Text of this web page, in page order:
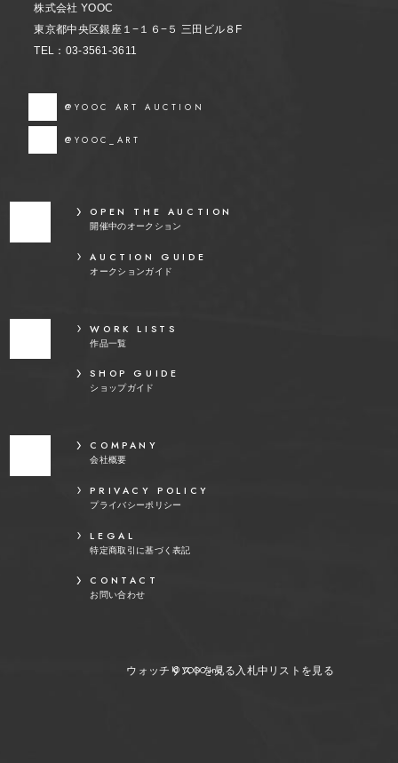
株式会社 YOOC
東京都中央区銀座１−１６−５ 三田ビル８F
TEL：03-3561-3611
@YOOC ART AUCTION
@YOOC_ART
OPEN THE AUCTION
開催中のオークション
AUCTION GUIDE
オークションガイド
WORK LISTS
作品一覧
SHOP GUIDE
ショップガイド
COMPANY
会社概要
PRIVACY POLICY
プライバシーポリシー
LEGAL
特定商取引に基づく表記
CONTACT
お問い合わせ
© YOOC Inc.
ウォッチリストを見る 入札中リストを見る